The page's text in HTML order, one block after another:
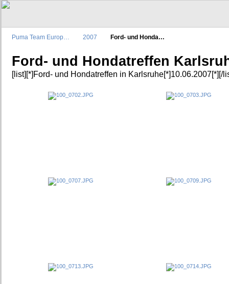
Puma Team Europ… 2007 Ford- und Honda…
Ford- und Hondatreffen
[list][*]Ford- und Hondatreffen in Karlsruhe[*]10.06.2007[*][/